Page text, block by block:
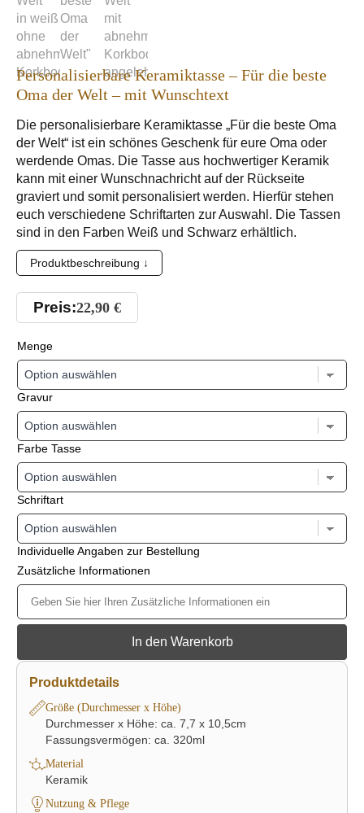
Personalisierbare Keramiktasse – Für die beste
Oma der Welt – mit Wunschtext
Die personalisierbare Keramiktasse „Für die beste Oma
der Welt“ ist ein schönes Geschenk für eure Oma oder
werdende Omas. Die Tasse aus hochwertiger Keramik
kann mit einer Wunschnachricht auf der Rückseite
graviert und somit personalisiert werden. Hierfür stehen
euch verschiedene Schriftarten zur Auswahl. Die Tassen
sind in den Farben Weiß und Schwarz erhältlich.
Produktbeschreibung ↓
Preis:22,90 €
Menge
Gravur
Farbe Tasse
Schriftart
Individuelle Angaben zur Bestellung
Zusätzliche Informationen
In den Warenkorb
Produktdetails
Größe (Durchmesser x Höhe)
Durchmesser x Höhe: ca. 7,7 x 10,5cm
Fassungsvermögen: ca. 320ml
Material
Keramik
Nutzung & Pflege